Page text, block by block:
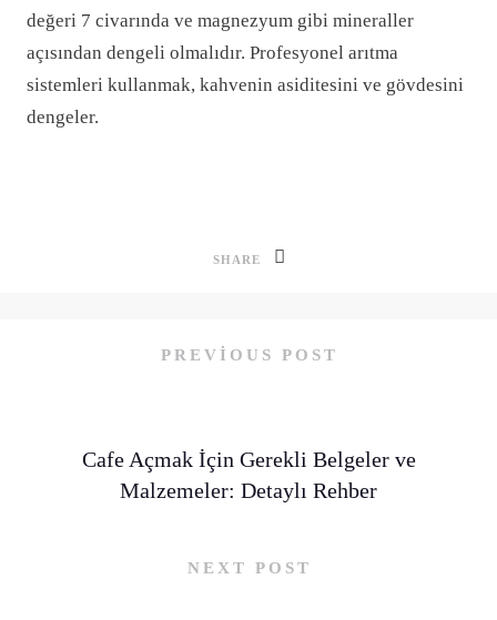
değeri 7 civarında ve magnezyum gibi mineraller
açısından dengeli olmalıdır. Profesyonel arıtma
sistemleri kullanmak, kahvenin asiditesini ve gövdesini
dengeler.
SHARE
PREVIOUS POST
Cafe Açmak İçin Gerekli Belgeler ve
Malzemeler: Detaylı Rehber
NEXT POST